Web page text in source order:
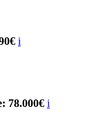
i
78.000€ i